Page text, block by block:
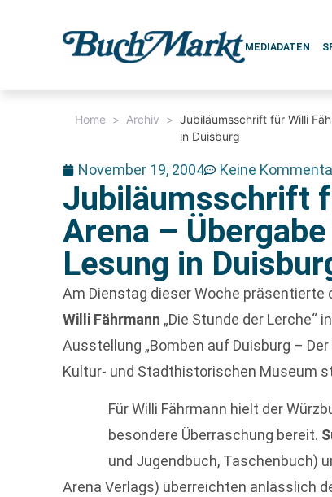
MEDIADATEN
Home > Archiv > Jubiläumsschrift für Willi
in Duisburg
November 19, 2004 Keine
Jubiläumsschrift
Arena –
Lesung in
Am Dienstag dieser Woche präsentierte
Willi Fährmann „Die Stunde der Lerche“
Ausstellung „Bomben auf Duisburg –
Kultur- und Stadthistorischen Museum
Für Willi Fährmann hielt der
besondere Überraschung bereit.
und Jugendbuch, Taschenbuch)
Arena Verlags) überreichten anlässlich